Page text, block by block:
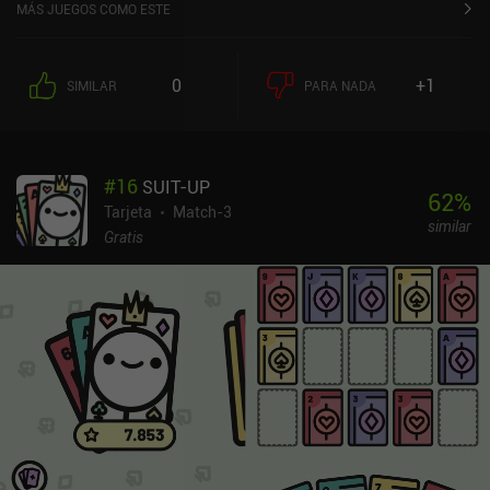
MÁS JUEGOS COMO ESTE
SIMILAR 0 PARA NADA +1
#16 SUIT-UP
Tarjeta
Match-3
Gratis
62%
similar